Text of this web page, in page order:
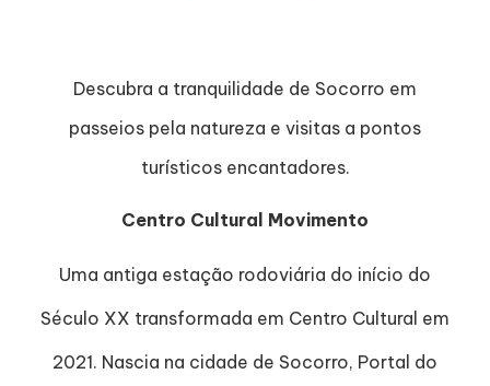
Descubra a tranquilidade de Socorro em
passeios pela natureza e visitas a pontos
turísticos encantadores.
Centro Cultural Movimento
Uma antiga estação rodoviária do início do
Século XX transformada em Centro Cultural em
2021. Nascia na cidade de Socorro, Portal do